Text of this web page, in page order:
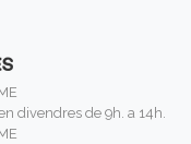
divendres de 9h. a 14h.